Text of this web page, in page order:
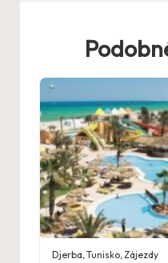
Djerba ,Tunisko Zájezdy